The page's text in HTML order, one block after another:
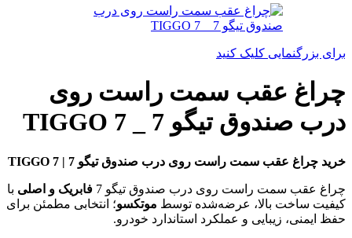
برای بزرگنمایی کلیک کنید
چراغ عقب سمت راست روی
درب صندوق تیگو 7 _ TIGGO 7
خرید چراغ عقب سمت راست روی درب صندوق تیگو 7 | TIGGO 7
چراغ عقب سمت راست روی درب صندوق تیگو 7 فابریک و اصلی با
کیفیت ساخت بالا، عرضه‌شده توسط موتکسو؛ انتخابی مطمئن برای
حفظ ایمنی، زیبایی و عملکرد استاندارد خودرو.